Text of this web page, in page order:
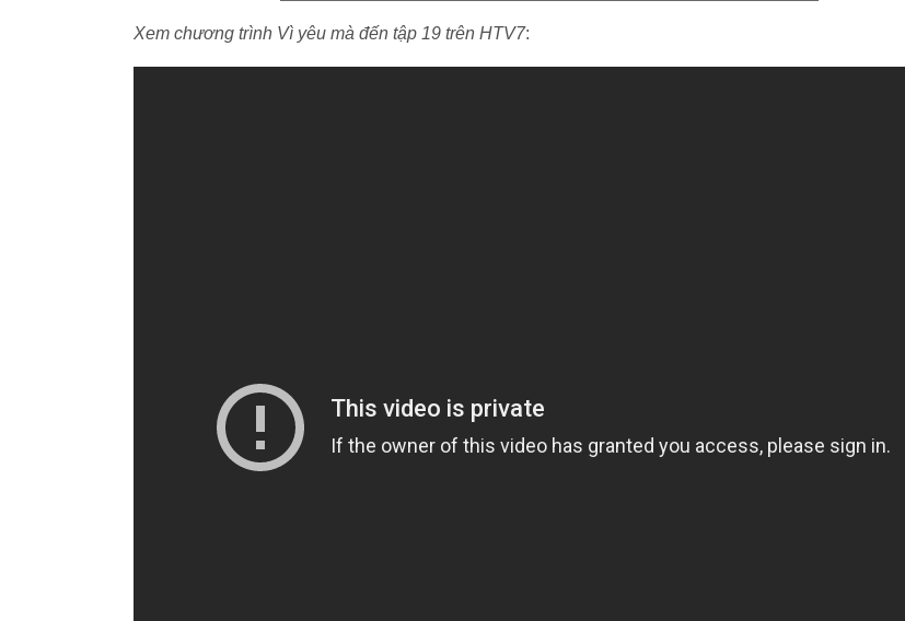
Xem chương trình Vì yêu mà đến tập 19 trên HTV7: